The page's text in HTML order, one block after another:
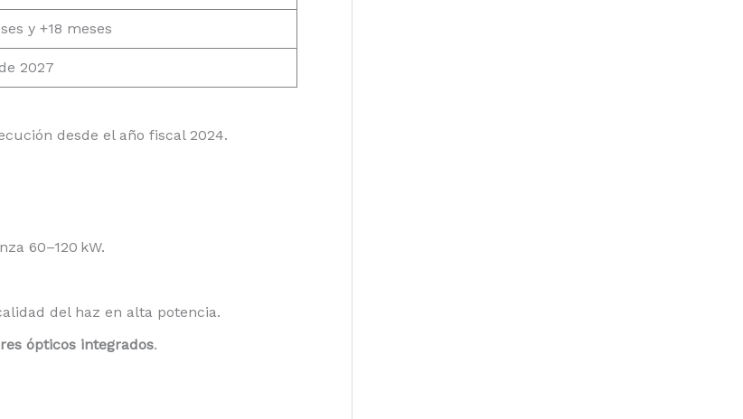
y +18 meses
2027
desde el año fiscal 2024.
60–120 kW.
del haz en alta potencia.
ópticos integrados.